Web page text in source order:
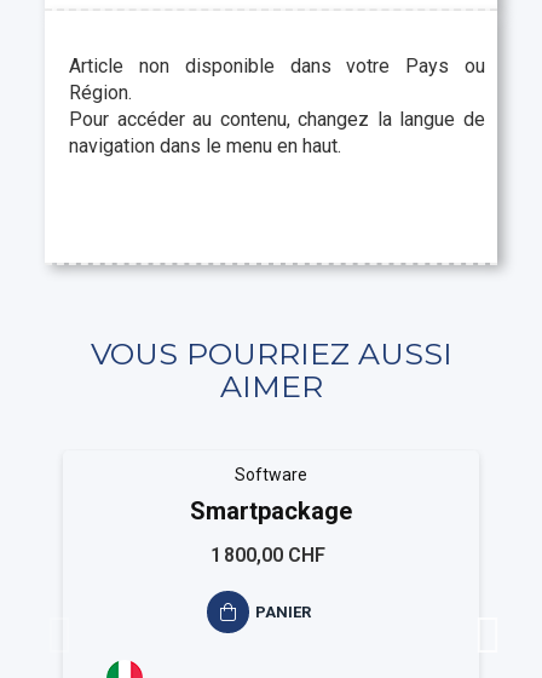
Article non disponible dans votre Pays ou
Région.
Pour accéder au contenu, changez la langue de
navigation dans le menu en haut.
VOUS POURRIEZ AUSSI
AIMER
Software
Smartpackage
1 800,00 CHF
PANIER